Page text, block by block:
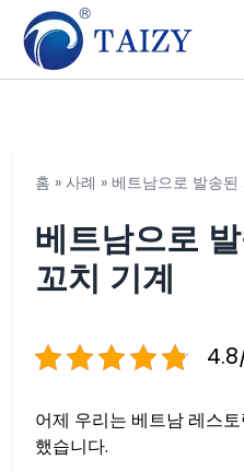
홈 » 사례 » 베트남으로 발송
베트남으로
꼬치 기계
어제 우리는 베트남 레스
했습니다.